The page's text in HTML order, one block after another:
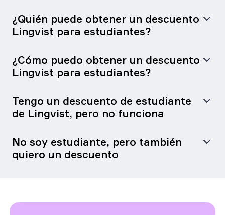
¿Quién puede obtener un descuento
Lingvist para estudiantes?
¿Cómo puedo obtener un descuento
Lingvist para estudiantes?
Tengo un descuento de estudiante
de Lingvist, pero no funciona
No soy estudiante, pero también
quiero un descuento